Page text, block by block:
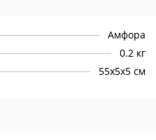
Амфора
0.2 кг
55х5х5 см